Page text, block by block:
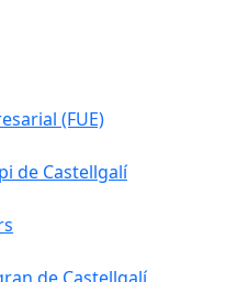
(FUE)
de Castellgalí